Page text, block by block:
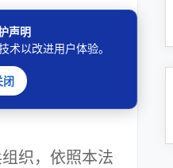
。
震进行监测和
织，依照本法
声明
术以改进用户体验。
闭